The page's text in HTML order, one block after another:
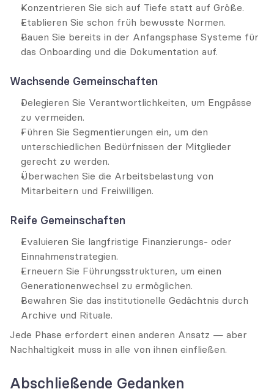
Konzentrieren Sie sich auf Tiefe statt auf Größe.
Etablieren Sie schon früh bewusste Normen.
Bauen Sie bereits in der Anfangsphase Systeme für
das Onboarding und die Dokumentation auf.
Wachsende Gemeinschaften
Delegieren Sie Verantwortlichkeiten, um Engpässe
zu vermeiden.
Führen Sie Segmentierungen ein, um den
unterschiedlichen Bedürfnissen der Mitglieder
gerecht zu werden.
Überwachen Sie die Arbeitsbelastung von
Mitarbeitern und Freiwilligen.
Reife Gemeinschaften
Evaluieren Sie langfristige Finanzierungs- oder
Einnahmenstrategien.
Erneuern Sie Führungsstrukturen, um einen
Generationenwechsel zu ermöglichen.
Bewahren Sie das institutionelle Gedächtnis durch
Archive und Rituale.
Jede Phase erfordert einen anderen Ansatz — aber
Nachhaltigkeit muss in alle von ihnen einfließen.
Abschließende Gedanken